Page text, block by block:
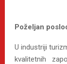
Poželjan
U industriji
kvalitetnih